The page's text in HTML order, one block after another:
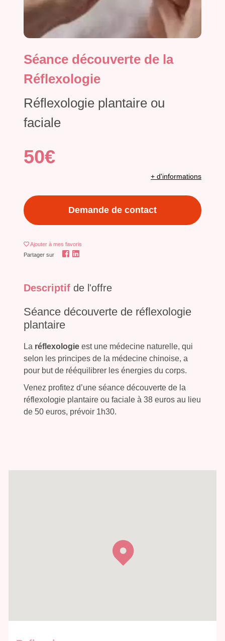
Séance découverte de la
Réflexologie
Réflexologie plantaire ou
faciale
50€
+ d'informations
Demande de contact
Ajouter à mes favoris
Partager sur
Descriptif de l'offre
Séance découverte de réflexologie
plantaire
La réflexologie est une médecine naturelle, qui
selon les principes de la médecine chinoise, a
pour but de rééquilibrer les énergies du corps.
Venez profitez d’une séance découverte de la
réflexologie plantaire ou faciale à 38 euros au lieu
de 50 euros, prévoir 1h30.